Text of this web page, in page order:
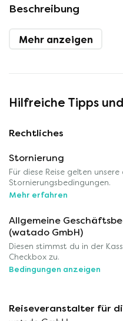
Beschreibung
Mehr anzeigen
Hilfreiche Tipps
Rechtliches
Stornierung
Für diese Reise gelten
Stornierungsbedingungen.
Mehr erfahren
Allgemeine
(watado GmbH)
Diesen stimmst du in der
Checkbox zu.
Bedingungen anzeigen
Reiseveranstalter für